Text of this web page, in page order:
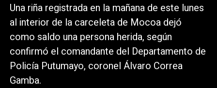
Una riña registrada en la mañana de este lunes
al interior de la carceleta de Mocoa dejó
como saldo una persona herida, según
confirmó el comandante del Departamento de
Policía Putumayo, coronel Álvaro Correa
Gamba.